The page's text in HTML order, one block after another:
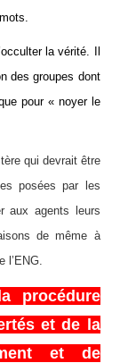
la vérité. Il
des groupes dont
pour « noyer le
qui devrait être
posées par les
aux agents leurs
de même à
l’ENG.
procédure
et de la
et de